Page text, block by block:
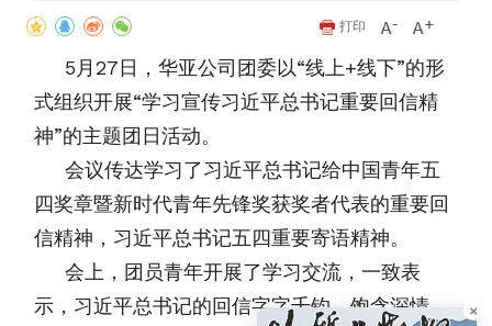
打印
5月27日，华亚公司团委以“线上+线下”的形
式组织开展“学习宣传习近平总书记重要回信精
神”的主题团日活动。
会议传达学习了习近平总书记给中国青年五
四奖章暨新时代青年先锋奖获奖者代表的重要回
信精神，习近平总书记五四重要寄语精神。
会上，团员青年开展了学习交流，一致表
示，习近平总书记的回信字字千钧、饱含深情，
×